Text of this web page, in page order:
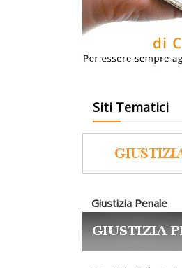
Siti Tematici
Giustizia Penale